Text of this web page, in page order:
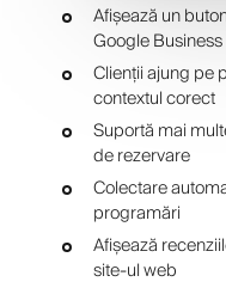
Afișează un
Google Business
Clienții ajung pe
contextul corect
Suportă mai
de rezervare
Colectare
programări
Afișează
site-ul web